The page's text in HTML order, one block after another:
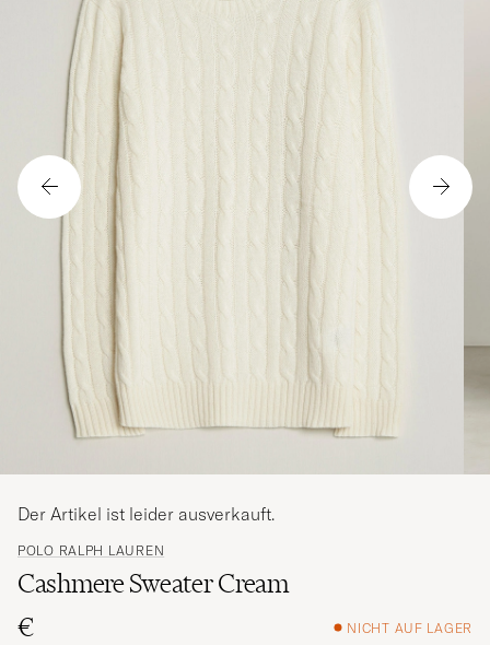
POLO RALPH LAUREN
Cashmere Sweater Cream
€
NICHT AUF LAGER
Der Artikel ist leider ausverkauft.